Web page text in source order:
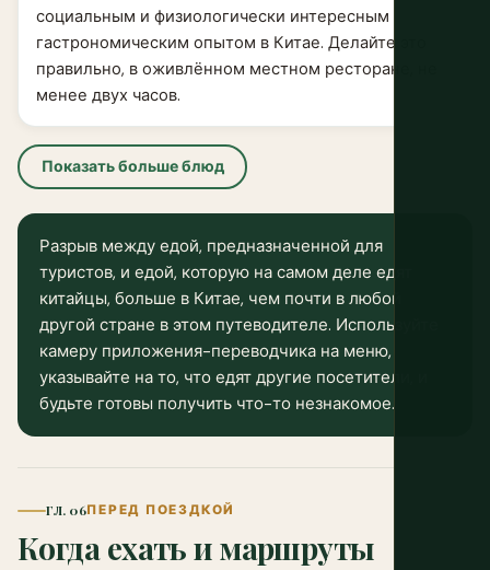
социальным и физиологически интересным
гастрономическим опытом в Китае. Делайте это
правильно, в оживлённом местном ресторане, не
менее двух часов.
Показать больше блюд
Разрыв между едой, предназначенной для
туристов, и едой, которую на самом деле едят
китайцы, больше в Китае, чем почти в любой
другой стране в этом путеводителе. Используйте
камеру приложения-переводчика на меню,
указывайте на то, что едят другие посетители, и
будьте готовы получить что-то незнакомое.
ГЛ. 06ПЕРЕД ПОЕЗДКОЙ
Когда ехать и маршруты